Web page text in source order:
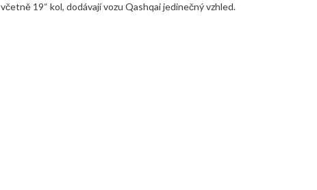
včetně 19“ kol, dodávají vozu Qashqai jedinečný vzhled.